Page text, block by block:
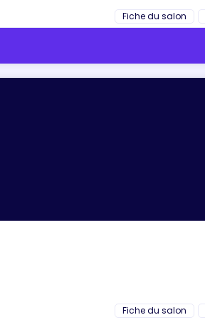
Fiche du salon
Fiche du salon